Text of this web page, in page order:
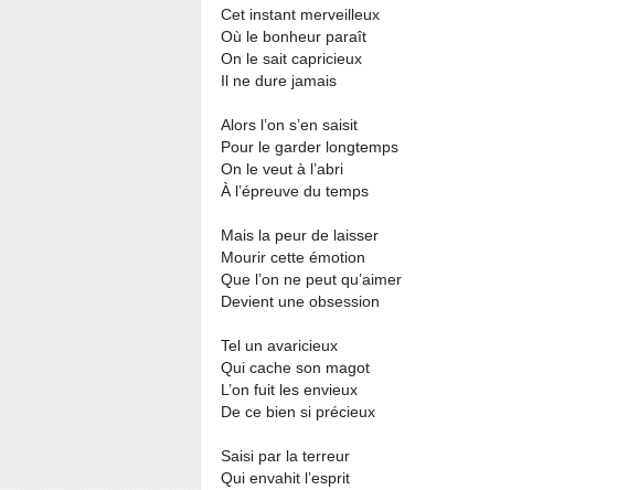
Cet instant merveilleux
Où le bonheur paraît
On le sait capricieux
Il ne dure jamais
Alors l’on s’en saisit
Pour le garder longtemps
On le veut à l’abri
À l’épreuve du temps
Mais la peur de laisser
Mourir cette émotion
Que l’on ne peut qu’aimer
Devient une obsession
Tel un avaricieux
Qui cache son magot
L’on fuit les envieux
De ce bien si précieux
Saisi par la terreur
Qui envahit l’esprit